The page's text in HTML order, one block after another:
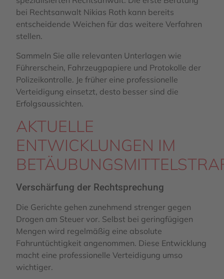
bei Rechtsanwalt Nikias Roth kann bereits
entscheidende Weichen für das weitere Verfahren
stellen.
Sammeln Sie alle relevanten Unterlagen wie
Führerschein, Fahrzeugpapiere und Protokolle der
Polizeikontrolle. Je früher eine professionelle
Verteidigung einsetzt, desto besser sind die
Erfolgsaussichten.
AKTUELLE
ENTWICKLUNGEN IM
Verschärfung der Rechtsprechung
Die Gerichte gehen zunehmend strenger gegen
Drogen am Steuer vor. Selbst bei geringfügigen
Mengen wird regelmäßig eine absolute
Fahruntüchtigkeit angenommen. Diese Entwicklung
macht eine professionelle Verteidigung umso
wichtiger.